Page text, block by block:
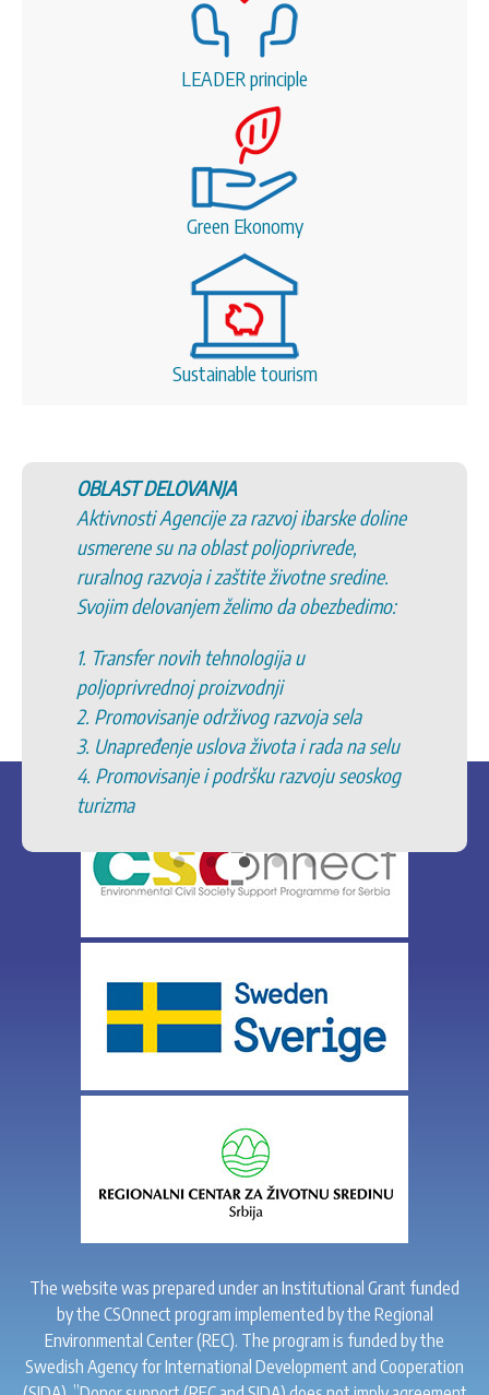
LEADER principle
Green Ekonomy
Sustainable tourism
OBLAST DELOVANJA
Aktivnosti Agencije za razvoj ibarske doline
usmerene su na oblast poljoprivrede,
ruralnog razvoja i zaštite životne sredine.
Svojim delovanjem želimo da obezbedimo:
1. Transfer novih tehnologija u
poljoprivrednoj proizvodnji
2. Promovisanje održivog razvoja sela
3. Unapređenje uslova života i rada na selu
4. Promovisanje i podršku razvoju seoskog
turizma
The website was prepared under an Institutional Grant funded
by the CSOnnect program implemented by the Regional
Environmental Center (REC). The program is funded by the
Swedish Agency for International Development and Cooperation